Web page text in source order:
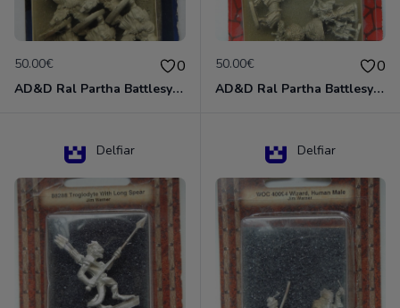
50.00€ 0
AD&D Ral Partha Battlesystem Miniatures Pack Iron Lord Dwarf Crossbowmen 11-854
50.00€ 0
AD&D Ral Partha Battlesystem Villains/Forgotten Realms 11-955 Miniatures
Delfiar Delfiar